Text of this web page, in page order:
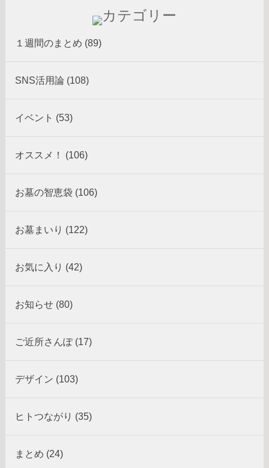
１週間のまとめ (89)
SNS活用論 (108)
イベント (53)
オススメ！ (106)
お墓の智恵袋 (106)
お墓まいり (122)
お気に入り (42)
お知らせ (80)
ご近所さんぽ (17)
デザイン (103)
ヒトつながり (35)
まとめ (24)